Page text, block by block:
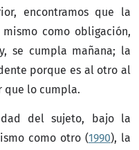
encontramos que la
como obligación,
se cumpla mañana; la
porque es al otro al
que lo cumpla.
del sujeto, bajo la
como otro (1990), la